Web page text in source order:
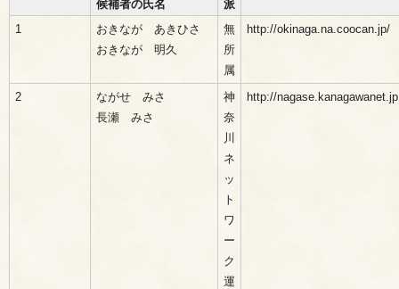
候補者の氏名
派
1
おきなが あきひさ
おきなが 明久
無
所
属
http://okinaga.na.coocan.jp/
2
ながせ みさ
長瀬 みさ
神
奈
川
ネ
ッ
ト
ワ
ー
ク
運
http://nagase.kanagawanet.jp